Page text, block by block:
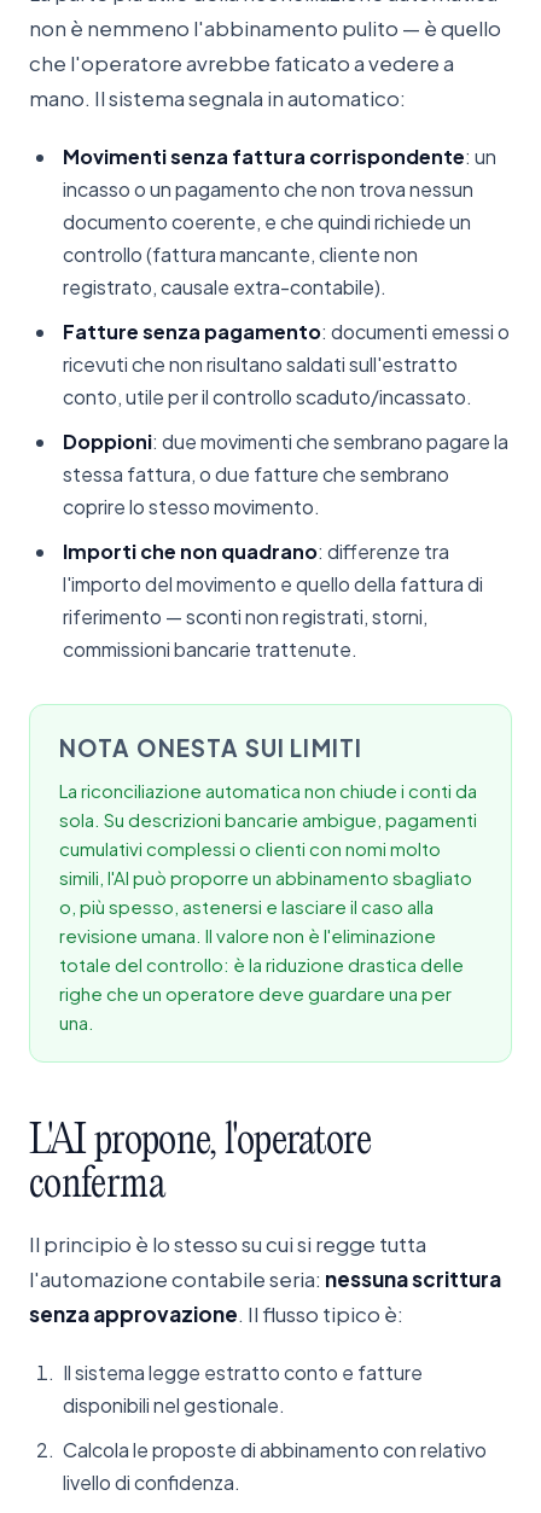
non è nemmeno l'abbinamento pulito — è quello
che l'operatore avrebbe faticato a vedere a
mano. Il sistema segnala in automatico:
Movimenti senza fattura corrispondente: un
incasso o un pagamento che non trova nessun
documento coerente, e che quindi richiede un
controllo (fattura mancante, cliente non
registrato, causale extra-contabile).
Fatture senza pagamento: documenti emessi o
ricevuti che non risultano saldati sull'estratto
conto, utile per il controllo scaduto/incassato.
Doppioni: due movimenti che sembrano pagare la
stessa fattura, o due fatture che sembrano
coprire lo stesso movimento.
Importi che non quadrano: differenze tra
l'importo del movimento e quello della fattura di
riferimento — sconti non registrati, storni,
commissioni bancarie trattenute.
NOTA ONESTA SUI LIMITI
La riconciliazione automatica non chiude i conti da
sola. Su descrizioni bancarie ambigue, pagamenti
cumulativi complessi o clienti con nomi molto
simili, l'AI può proporre un abbinamento sbagliato
o, più spesso, astenersi e lasciare il caso alla
revisione umana. Il valore non è l'eliminazione
totale del controllo: è la riduzione drastica delle
righe che un operatore deve guardare una per
una.
L'AIpropone,l'operatore
conferma
Il principio è lo stesso su cui si regge tutta
l'automazione contabile seria: nessuna scrittura
senza approvazione. Il flusso tipico è:
Il sistema legge estratto conto e fatture
disponibili nel gestionale.
Calcola le proposte di abbinamento con relativo
livello di confidenza.